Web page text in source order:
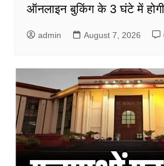
ऑनलाइन बुकिंग के 3 घंटे में होगी
admin August 7, 2026